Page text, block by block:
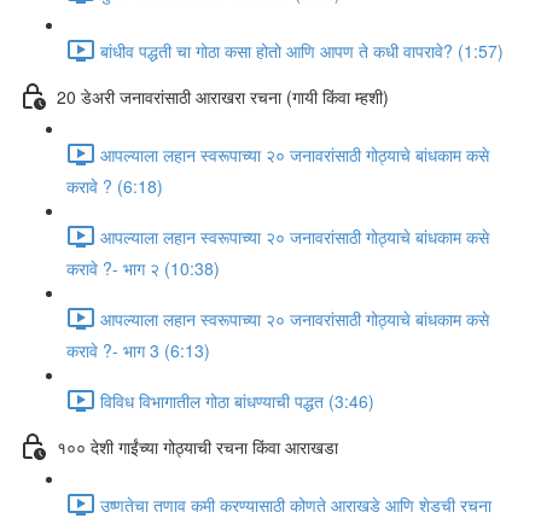
बांधीव पद्धती चा गोठा कसा होतो आणि आपण ते कधी वापरावे? (1:57)
20 डेअरी जनावरांसाठी आराखरा रचना (गायी किंवा म्हशी)
आपल्याला लहान स्वरूपाच्या २० जनावरांसाठी गोठ्याचे बांधकाम कसे
करावे ? (6:18)
आपल्याला लहान स्वरूपाच्या २० जनावरांसाठी गोठ्याचे बांधकाम कसे
करावे ?- भाग २ (10:38)
आपल्याला लहान स्वरूपाच्या २० जनावरांसाठी गोठ्याचे बांधकाम कसे
करावे ?- भाग 3 (6:13)
विविध विभागातील गोठा बांधण्याची पद्धत (3:46)
१०० देशी गाईंच्या गोठ्याची रचना किंवा आराखडा
उष्णतेचा तणाव कमी करण्यासाठी कोणते आराखडे आणि शेडची रचना